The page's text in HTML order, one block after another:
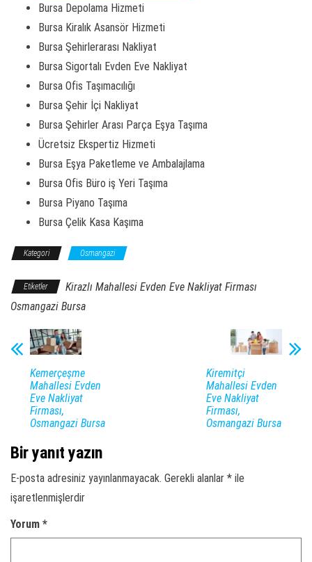
Bursa Depolama Hizmeti
Bursa Kiralık Asansör Hizmeti
Bursa Şehirlerarası Nakliyat
Bursa Sigortalı Evden Eve Nakliyat
Bursa Ofis Taşımacılığı
Bursa Şehir İçi Nakliyat
Bursa Şehirler Arası Parça Eşya Taşıma
Ücretsiz Ekspertiz Hizmeti
Bursa Eşya Paketleme ve Ambalajlama
Bursa Ofis Büro iş Yeri Taşıma
Bursa Piyano Taşıma
Bursa Çelik Kasa Kaşıma
Kategori Osmangazi
Etiketler
Kirazlı Mahallesi Evden Eve Nakliyat Firması
Osmangazi Bursa
Kemerçeşme
Mahallesi Evden
Eve Nakliyat
Firması,
Osmangazi Bursa
Kiremitçi
Mahallesi Evden
Eve Nakliyat
Firması,
Osmangazi Bursa
Bir yanıt yazın
E-posta adresiniz yayınlanmayacak. Gerekli alanlar * ile
işaretlenmişlerdir
Yorum *